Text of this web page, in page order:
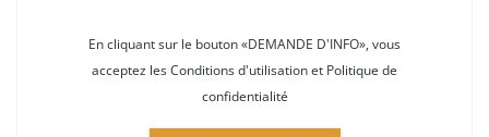
En cliquant sur le bouton «DEMANDE D'INFO», vous
acceptez les Conditions d'utilisation et Politique de
confidentialité